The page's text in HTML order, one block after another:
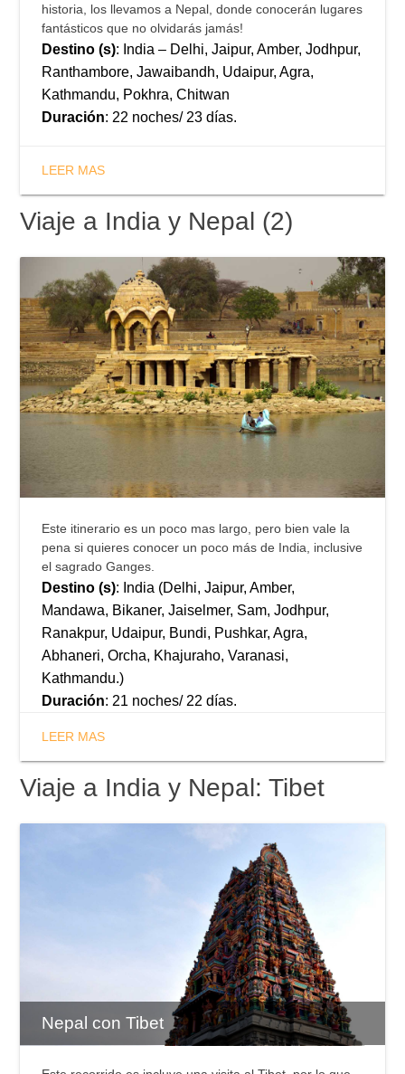
historia, los llevamos a Nepal, donde conocerán lugares
fantásticos que no olvidarás jamás!
Destino (s): India – Delhi, Jaipur, Amber, Jodhpur,
Ranthambore, Jawaibandh, Udaipur, Agra,
Kathmandu, Pokhra, Chitwan
Duración: 22 noches/ 23 días.
LEER MAS
Viaje a India y Nepal (2)
Este itinerario es un poco mas largo, pero bien vale la
pena si quieres conocer un poco más de India, inclusive
el sagrado Ganges.
Destino (s): India (Delhi, Jaipur, Amber,
Mandawa, Bikaner, Jaiselmer, Sam, Jodhpur,
Ranakpur, Udaipur, Bundi, Pushkar, Agra,
Abhaneri, Orcha, Khajuraho, Varanasi,
Kathmandu.)
Duración: 21 noches/ 22 días.
LEER MAS
Viaje a India y Nepal: Tibet
Nepal con Tibet